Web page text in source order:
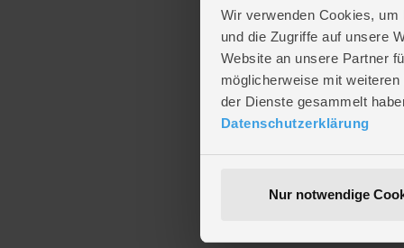
Wir verwenden Cookies,
und die Zugriffe auf unsere
Website an unsere Partner
möglicherweise mit
der Dienste gesammelt
Datenschutzerklärung
Nur notwendige
LAMY
1983
2012 ist
Das
Das
Sowohl